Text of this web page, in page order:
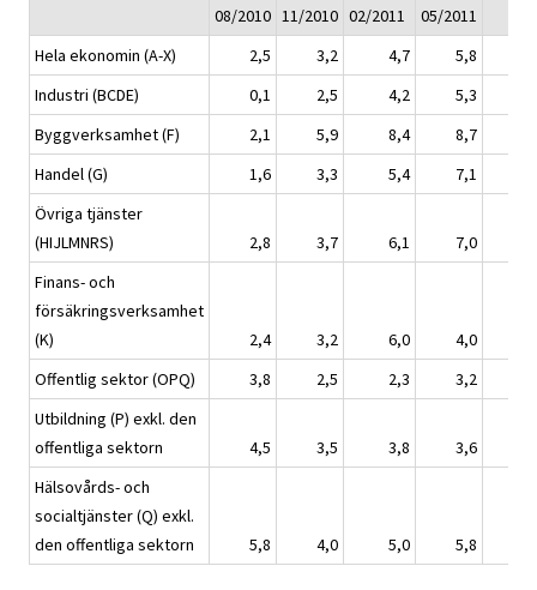
08/2010 11/2010 02/2011
05/2011
Hela ekonomin (A-X) 2,5 3,2 4,7
5,8
Industri (BCDE)
0,1 2,5 4,2
5,3
Byggverksamhet (F)
2,1 5,9 8,4
8,7
Handel (G)
1,6 3,3 5,4
7,1
Övriga tjänster
(HIJLMNRS)
2,8 3,7 6,1
7,0
Finans- och
försäkringsverksamhet
(K)
2,4 3,2 6,0
4,0
Offentlig sektor (OPQ)
3,8 2,5 2,3
3,2
Utbildning (P) exkl. den
offentliga sektorn
4,5 3,5 3,8
3,6
Hälsovårds- och
socialtjänster (Q) exkl.
den offentliga sektorn
5,8 4,0 5,0 5,8